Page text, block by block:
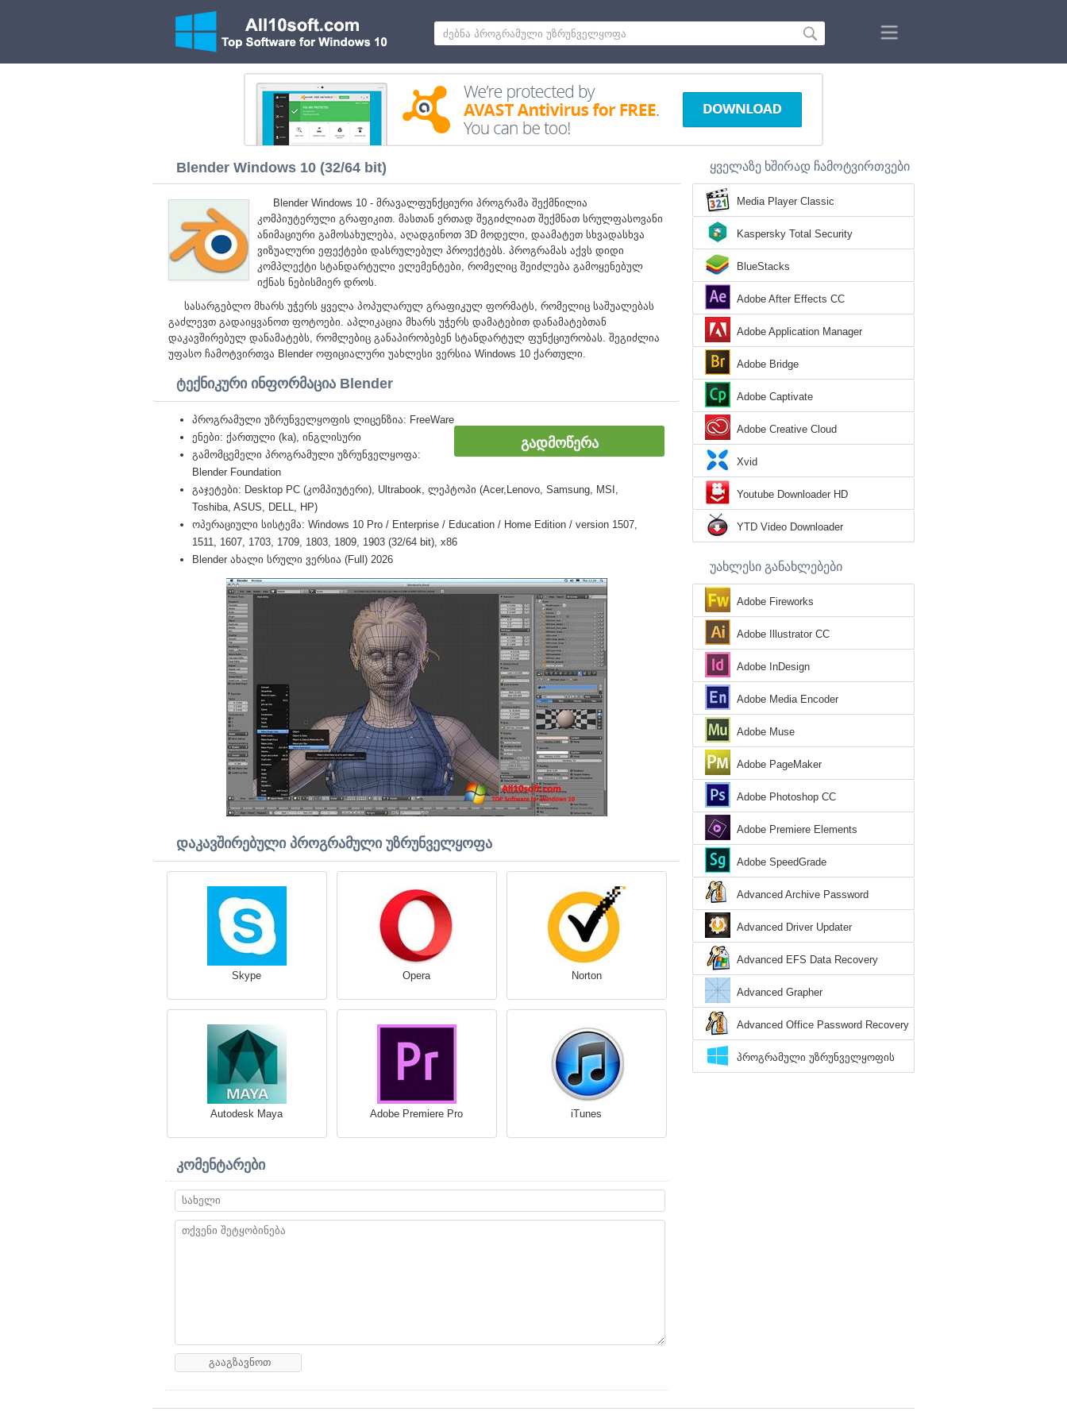
Blender Windows 10 (32/64 bit)
Blender Windows 10 - მრავალფუნქციური პროგრამა შექმნილია
კომპიუტერული გრაფიკით. მასთან ერთად შეგიძლიათ შექმნათ სრულფასოვანი
ანიმაციური გამოსახულება, აღადგინოთ 3D მოდელი, დაამატეთ სხვადასხვა
ვიზუალური ეფექტები დასრულებულ პროექტებს. პროგრამას აქვს დიდი
კომპლექტი სტანდარტული ელემენტები, რომელიც შეიძლება გამოყენებულ
იქნას ნებისმიერ დროს.
სასარგებლო მხარს უჭერს ყველა პოპულარულ გრაფიკულ ფორმატს, რომელიც საშუალებას
გაძლევთ გადაიყვანოთ ფოტოები. აპლიკაცია მხარს უჭერს დამატებით დანამატებთან
დაკავშირებულ დანამატებს, რომლებიც განაპირობებენ სტანდარტულ ფუნქციურობას. შეგიძლია
უფასო ჩამოტვირთვა Blender ოფიციალური უახლესი ვერსია Windows 10 ქართული.
ტექნიკური ინფორმაცია Blender
ᲒᲐᲓᲛᲝᲬᲔᲠᲐ
პროგრამული უზრუნველყოფის ლიცენზია: FreeWare
ენები: ქართული (ka), ინგლისური
გამომცემელი პროგრამული უზრუნველყოფა:
Blender Foundation
გაჯეტები: Desktop PC (კომპიუტერი), Ultrabook, ლეპტოპი (Acer,Lenovo, Samsung, MSI,
Toshiba, ASUS, DELL, HP)
ოპერაციული სისტემა: Windows 10 Pro / Enterprise / Education / Home Edition / version 1507,
1511, 1607, 1703, 1709, 1803, 1809, 1903 (32/64 bit), x86
Blender ახალი სრული ვერსია (Full) 2026
დაკავშირებული პროგრამული უზრუნველყოფა
Skype Opera Norton
Autodesk Maya Adobe Premiere Pro iTunes
კომენტარები
ყველაზე ხშირად ჩამოტვირთვები
Media Player Classic
Kaspersky Total Security
BlueStacks
Adobe After Effects CC
Adobe Application Manager
Adobe Bridge
Adobe Captivate
Adobe Creative Cloud
Xvid
Youtube Downloader HD
YTD Video Downloader
უახლესი განახლებები
Adobe Fireworks
Adobe Illustrator CC
Adobe InDesign
Adobe Media Encoder
Adobe Muse
Adobe PageMaker
Adobe Photoshop CC
Adobe Premiere Elements
Adobe SpeedGrade
Advanced Archive Password
Recovery
Advanced Driver Updater
Advanced EFS Data Recovery
Advanced Grapher
Advanced Office Password Recovery
პროგრამული უზრუნველყოფის
დირექტორია Windows 10